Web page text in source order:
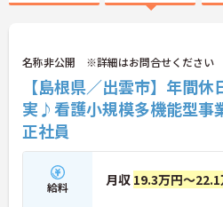
名称非公開 ※詳細はお問合せください
【島根県／出雲市】年間
実♪看護小規模多機能型事
正社員
給料 月収 19.3万円～22.1